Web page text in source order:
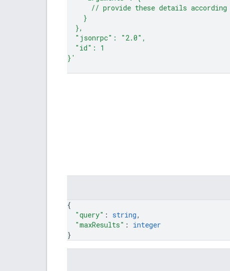
// provide these details
    }
  },
  "jsonrpc": "2.0",
  "id": 1
}'
{
"query" : string,
"maxResults" : integer
}